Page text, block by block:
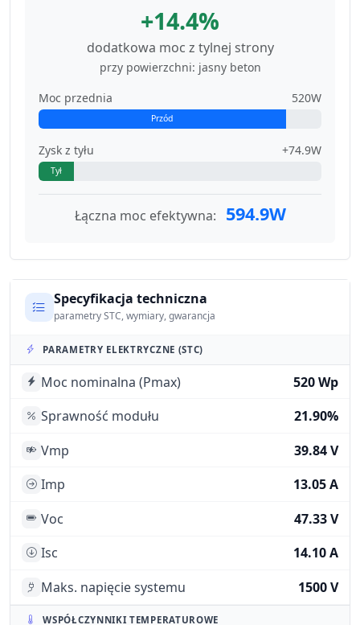
+14.4%
dodatkowa moc z tylnej strony
przy powierzchni: jasny beton
Moc przednia
520W
Przód
Zysk z tyłu +74.9W
Tył
Łączna moc efektywna: 594.9W
Specyfikacja techniczna
parametry STC, wymiary, gwarancja
PARAMETRY ELEKTRYCZNE (STC)
Moc nominalna (Pmax)
520 Wp
Sprawność modułu
21.90%
Vmp
39.84 V
Imp
13.05 A
Voc
47.33 V
Isc
14.10 A
Maks. napięcie systemu
1500 V
WSPÓŁCZYNNIKI TEMPERATUROWE